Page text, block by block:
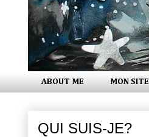
ABOUT ME MON SITE
QUI SUIS-JE?